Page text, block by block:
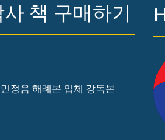
책 구매하기
정음 해례본 입체 강독본